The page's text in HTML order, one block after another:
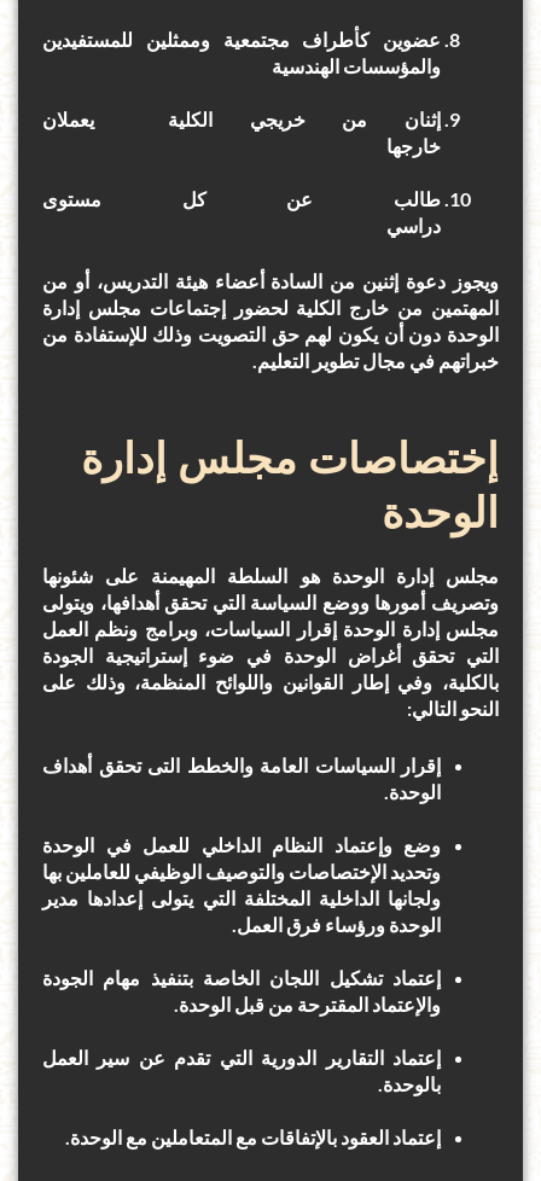
عضوين كأطراف مجتمعية وممثلين للمستفيدين
والمؤسسات الهندسية
إثنان من خريجي الكلية يعملان
خارجها
طالب عن كل مستوى
دراسي
ويجوز دعوة إثنين من السادة أعضاء هيئة التدريس، أو من
المهتمين من خارج الكلية لحضور إجتماعات مجلس إدارة
الوحدة دون أن يكون لهم حق التصويت وذلك للإستفادة من
خبراتهم في مجال تطوير التعليم.
إختصاصات مجلس إدارة
الوحدة
مجلس إدارة الوحدة هو السلطة المهيمنة على شئونها
وتصريف أمورها ووضع السياسة التي تحقق أهدافها، ويتولى
مجلس إدارة الوحدة إقرار السياسات، وبرامج ونظم العمل
التي تحقق أغراض الوحدة في ضوء إستراتيجية الجودة
بالكلية، وفي إطار القوانين واللوائح المنظمة، وذلك على
النحو التالي:
إقرار السياسات العامة والخطط التى تحقق أهداف
الوحدة.
وضع وإعتماد النظام الداخلي للعمل في الوحدة
وتحديد الإختصاصات والتوصيف الوظيفي للعاملين بها
ولجانها الداخلية المختلفة التي يتولى إعدادها مدير
الوحدة ورؤساء فرق العمل.
إعتماد تشكيل اللجان الخاصة بتنفيذ مهام الجودة
والإعتماد المقترحة من قبل الوحدة.
إعتماد التقارير الدورية التي تقدم عن سير العمل
بالوحدة.
إعتماد العقود بالإتفاقات مع المتعاملين مع الوحدة.